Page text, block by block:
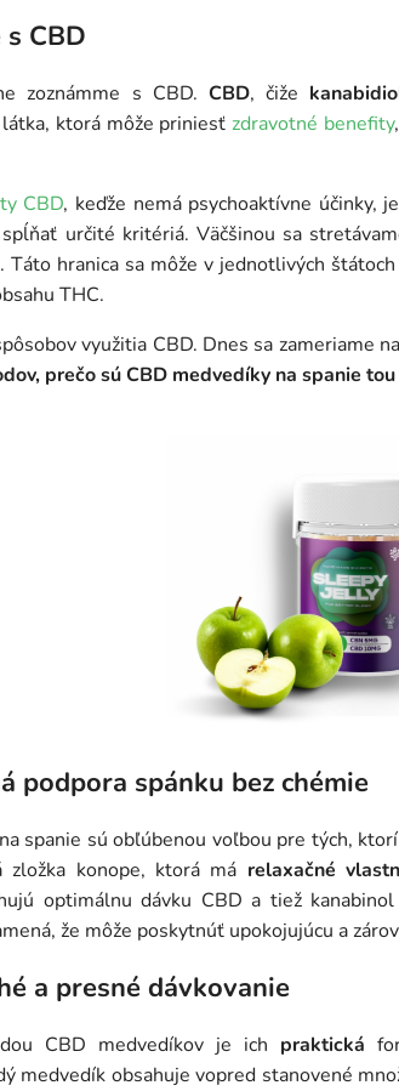
CBD
zoznámme s CBD. CBD, čiže
ktorá môže priniesť zdravotné benefity
CBD, keďže nemá psychoaktívne účinky,
určité kritériá. Väčšinou sa
Táto hranica sa môže v jednotlivých
THC.
využitia CBD. Dnes sa zameriame
prečo sú CBD medvedíky na spanie
podpora spánku bez chémie
spanie sú obľúbenou voľbou pre tých,
zložka konope, ktorá má relaxačné
optimálnu dávku CBD a tiež
že môže poskytnúť upokojujúcu a
a presné dávkovanie
CBD medvedíkov je ich praktická
medvedík obsahuje vopred stanovené